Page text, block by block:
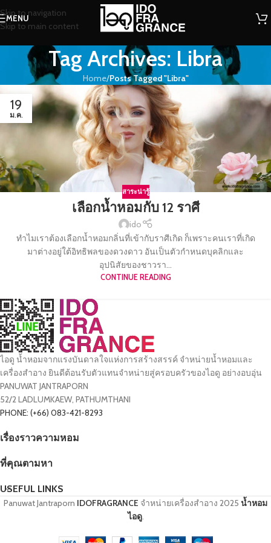
Skip to navigation
Skip to main content
MENU
Tag Archives: Libra
Home/Posts Tagged "Libra"
19
ม.ค.
สาระน่ารู้
เลือกน้ำหอมกับ 12 ราศี
ido
ทำไมเราต้องเลือกน้ำหอมกลิ่นที่เข้ากับราศีเกิด ก็เพราะคนเราที่เกิด
มาต่างอยู่ใต้อิทธิพลของดวงดาว อันเป็นตัวกำหนดบุคลิกและ
อุปนิสัยของชาวรา...
CONTINUE READING
ไอดู น้ำหอมจากแรงบันดาลใจแห่งการสร้างสรรค์ จำหน่ายน้ำหอมและ
เครื่องสำอาง ยินดีต้อนรับตัวแทนจำหน่ายสู่ครอบครัวของไอดู อย่างอบอุ่น
PANUWAT JANTRAPORN
52/2 LADLUMKAEW, PATHUMTHANI
PHONE: (+66) 083-421-8293
เรื่องราวความหอม
ที่คุณตามหา
USEFUL LINKS
Panuwat Jantraporn IDOFRAGRANCE จำหน่ายเครื่องสำอาง 2025 น้ำหอม
ไอดู.